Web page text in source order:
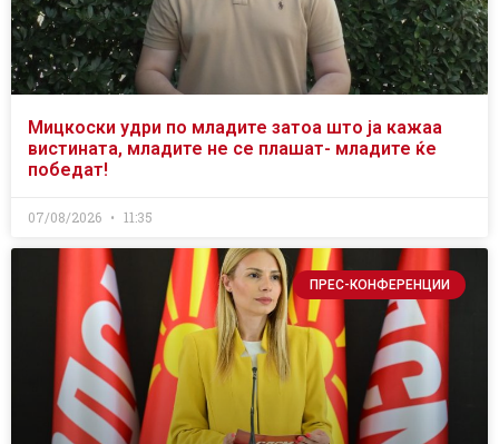
Мицкоски удри по младите затоа што ја кажаа
вистината, младите не се плашат- младите ќе
победат!
07/08/2026 11:35
ПРЕС-КОНФЕРЕНЦИИ